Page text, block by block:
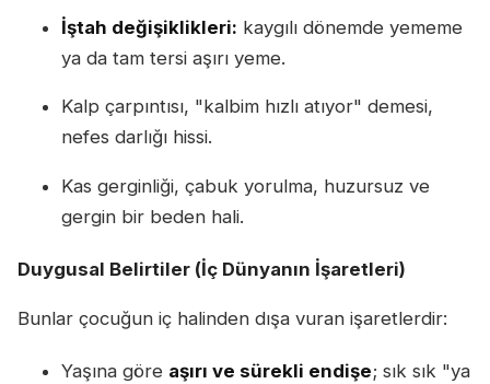
İştah değişiklikleri: kaygılı dönemde yememe
ya da tam tersi aşırı yeme.
Kalp çarpıntısı, "kalbim hızlı atıyor" demesi,
nefes darlığı hissi.
Kas gerginliği, çabuk yorulma, huzursuz ve
gergin bir beden hali.
Duygusal Belirtiler (İç Dünyanın İşaretleri)
Bunlar çocuğun iç halinden dışa vuran işaretlerdir:
Yaşına göre aşırı ve sürekli endişe; sık sık "ya